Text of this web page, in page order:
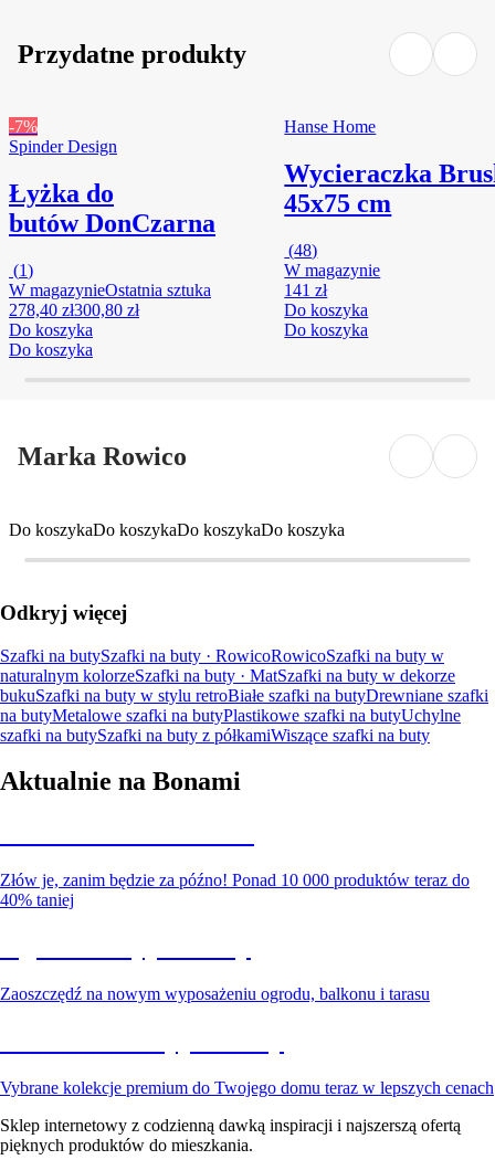
Przydatne produkty
-7%
Spinder Design
Łyżka do
butów DonCzarna
(1)
W magazynieOstatnia sztuka
278,40 zł300,80 zł
Do koszyka
Do koszyka
Hanse Home
Wycieraczka
45x75 cm
(48)
W magazynie
141 zł
Do koszyka
Do koszyka
Marka Rowico
Do koszykaDo koszykaDo koszykaDo koszyka
Odkryj więcej
Szafki na butySzafki na buty · RowicoRowicoSzafki na buty w
naturalnym kolorzeSzafki na buty · MatSzafki na buty w dekorze
bukuSzafki na buty w stylu retroBiałe szafki na butyDrewniane szafki
na butyMetalowe szafki na butyPlastikowe szafki na butyUchylne
szafki na butySzafki na buty z półkamiWiszące szafki na buty
Aktualnie na Bonami
Złów je, zanim będzie za późno! Ponad 10 000 produktów teraz do
40% taniej
Zaoszczędź na nowym wyposażeniu ogrodu, balkonu i tarasu
Vybrane kolekcje premium do Twojego domu teraz w lepszych cenach
Sklep internetowy z codzienną dawką inspiracji i najszerszą ofertą
pięknych produktów do mieszkania.